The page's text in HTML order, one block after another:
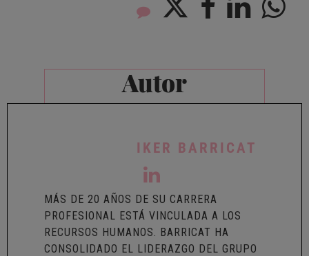
Autor
IKER BARRICAT
MÁS DE 20 AÑOS DE SU CARRERA
PROFESIONAL ESTÁ VINCULADA A LOS
RECURSOS HUMANOS. BARRICAT HA
CONSOLIDADO EL LIDERAZGO DEL GRUPO